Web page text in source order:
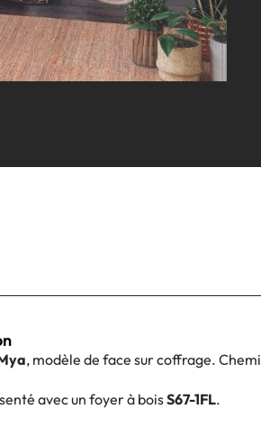
, modèle de face sur coffrage.
avec un foyer à boisS67-1FL.